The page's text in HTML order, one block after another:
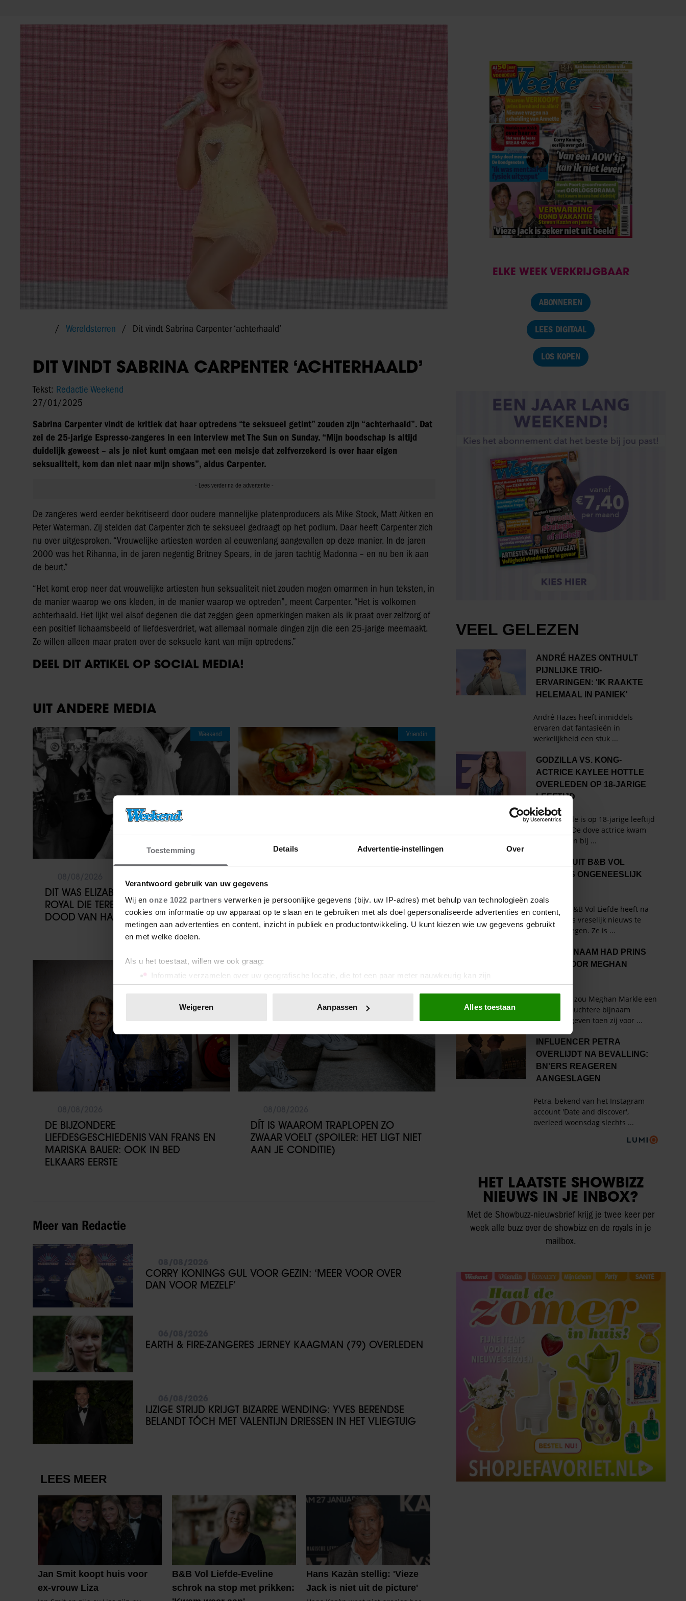
Toestemming Details Advertentie-instellingen Over
Verantwoord gebruik van uw gegevens
Wij en onze 1022 partners verwerken je persoonlijke gegevens (bijv. uw IP-adres) met behulp van technologieën zoals
cookies om informatie op uw apparaat op te slaan en te gebruiken met als doel gepersonaliseerde advertenties en content,
metingen aan advertenties en content, inzicht in publiek en productontwikkeling. U kunt kiezen wie uw gegevens gebruikt
en met welke doelen.
Als u het toestaat, willen we ook graag:
Informatie verzamelen over uw geografische locatie, die tot een paar meter nauwkeurig kan zijn
Uw apparaat identificeren door het actief te scannen op specifieke eigenschappen (fingerprinting)
toestemming op elk moment wijzigen of intrekken in de Cookieverklaring.
We gebruiken cookies om content en advertenties te personaliseren, om functies voor social media te bieden en om ons
websiteverkeer te analyseren. Ook delen we informatie over uw gebruik van onze site met onze partners voor social
media, adverteren en analyse. Deze partners kunnen deze gegevens combineren met andere informatie die u aan ze heeft
verstrekt of die ze hebben verzameld op basis van uw gebruik van hun services. U gaat akkoord met onze cookies als u
onze website blijft gebruiken.
Weigeren Aanpassen Alles toestaan
Wereldsterren Dit vindt Sabrina Carpenter ‘achterhaald’
DIT VINDT SABRINA CARPENTER ‘ACHTERHAALD’
Tekst: Redactie Weekend
27/01/2025
Sabrina Carpenter vindt de kritiek dat haar optredens “te seksueel getint” zouden zijn “achterhaald”. Dat
zei de 25-jarige Espresso-zangeres in een interview met The Sun on Sunday. “Mijn boodschap is altijd
duidelijk geweest – als je niet kunt omgaan met een meisje dat zelfverzekerd is over haar eigen
seksualiteit, kom dan niet naar mijn shows”, aldus Carpenter.
De zangeres werd eerder bekritiseerd door oudere mannelijke platenproducers als Mike Stock, Matt Aitken en
Peter Waterman. Zij stelden dat Carpenter zich te seksueel gedraagt op het podium. Daar heeft Carpenter zich
nu over uitgesproken. “Vrouwelijke artiesten worden al eeuwenlang aangevallen op deze manier. In de jaren
2000 was het Rihanna, in de jaren negentig Britney Spears, in de jaren tachtig Madonna – en nu ben ik aan
de beurt.”
“Het komt erop neer dat vrouwelijke artiesten hun seksualiteit niet zouden mogen omarmen in hun teksten, in
de manier waarop we ons kleden, in de manier waarop we optreden”, meent Carpenter. “Het is volkomen
achterhaald. Het lijkt wel alsof degenen die dat zeggen geen opmerkingen maken als ik praat over zelfzorg of
een positief lichaamsbeeld of liefdesverdriet, wat allemaal normale dingen zijn die een 25-jarige meemaakt.
Ze willen alleen maar praten over de seksuele kant van mijn optredens.”
DEEL DIT ARTIKEL OP SOCIAL MEDIA!
UIT ANDERE MEDIA
Weekend
DIT WAS ELIZABETH ALICE WISE, DE
ROYAL DIE TERECHTSTOND VOOR DE
DOOD VAN HAAR BABY
Vriendin
COURGETTE EN FETA WIL JE METEEN
MAKEN
Party
DE BIJZONDERE
LIEFDESGESCHIEDENIS VAN FRANS EN
MARISKA BAUER: OOK IN BED
ELKAARS EERSTE
DÍT IS WAAROM TRAPLOPEN ZO
ZWAAR VOELT (SPOILER: HET LIGT NIET
AAN JE CONDITIE)
Meer van Redactie
CORRY KONINGS GUL VOOR GEZIN: ‘MEER VOOR OVER
DAN VOOR MEZELF’
EARTH & FIRE-ZANGERES JERNEY KAAGMAN (79) OVERLEDEN
IJZIGE STRIJD KRIJGT BIZARRE WENDING: YVES BERENDSE
BELANDT TÓCH MET VALENTIJN DRIESSEN IN HET VLIEGTUIG
ELKE WEEK VERKRIJGBAAR
ABONNEREN
LEES DIGITAAL
LOS KOPEN
HET LAATSTE SHOWBIZZ
NIEUWS IN JE INBOX?
Met de Showbuzz-nieuwsbrief krijg je twee keer per
week alle buzz over de showbizz en de royals in je
mailbox.